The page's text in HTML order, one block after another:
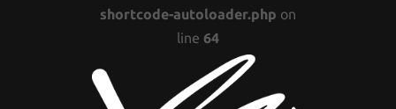
shortcode-autoloader.php on
line 64